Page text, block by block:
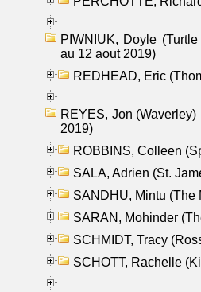
PIWNIUK, Doyle
au 12 aout 2019)
REDHEAD, Eric
REYES, Jon
2019)
ROBBINS, Colleen
SALA, Adrien (St.
SANDHU, Mintu (The
SARAN, Mohinder
SCHMIDT, Tracy
SCHOTT, Rachelle